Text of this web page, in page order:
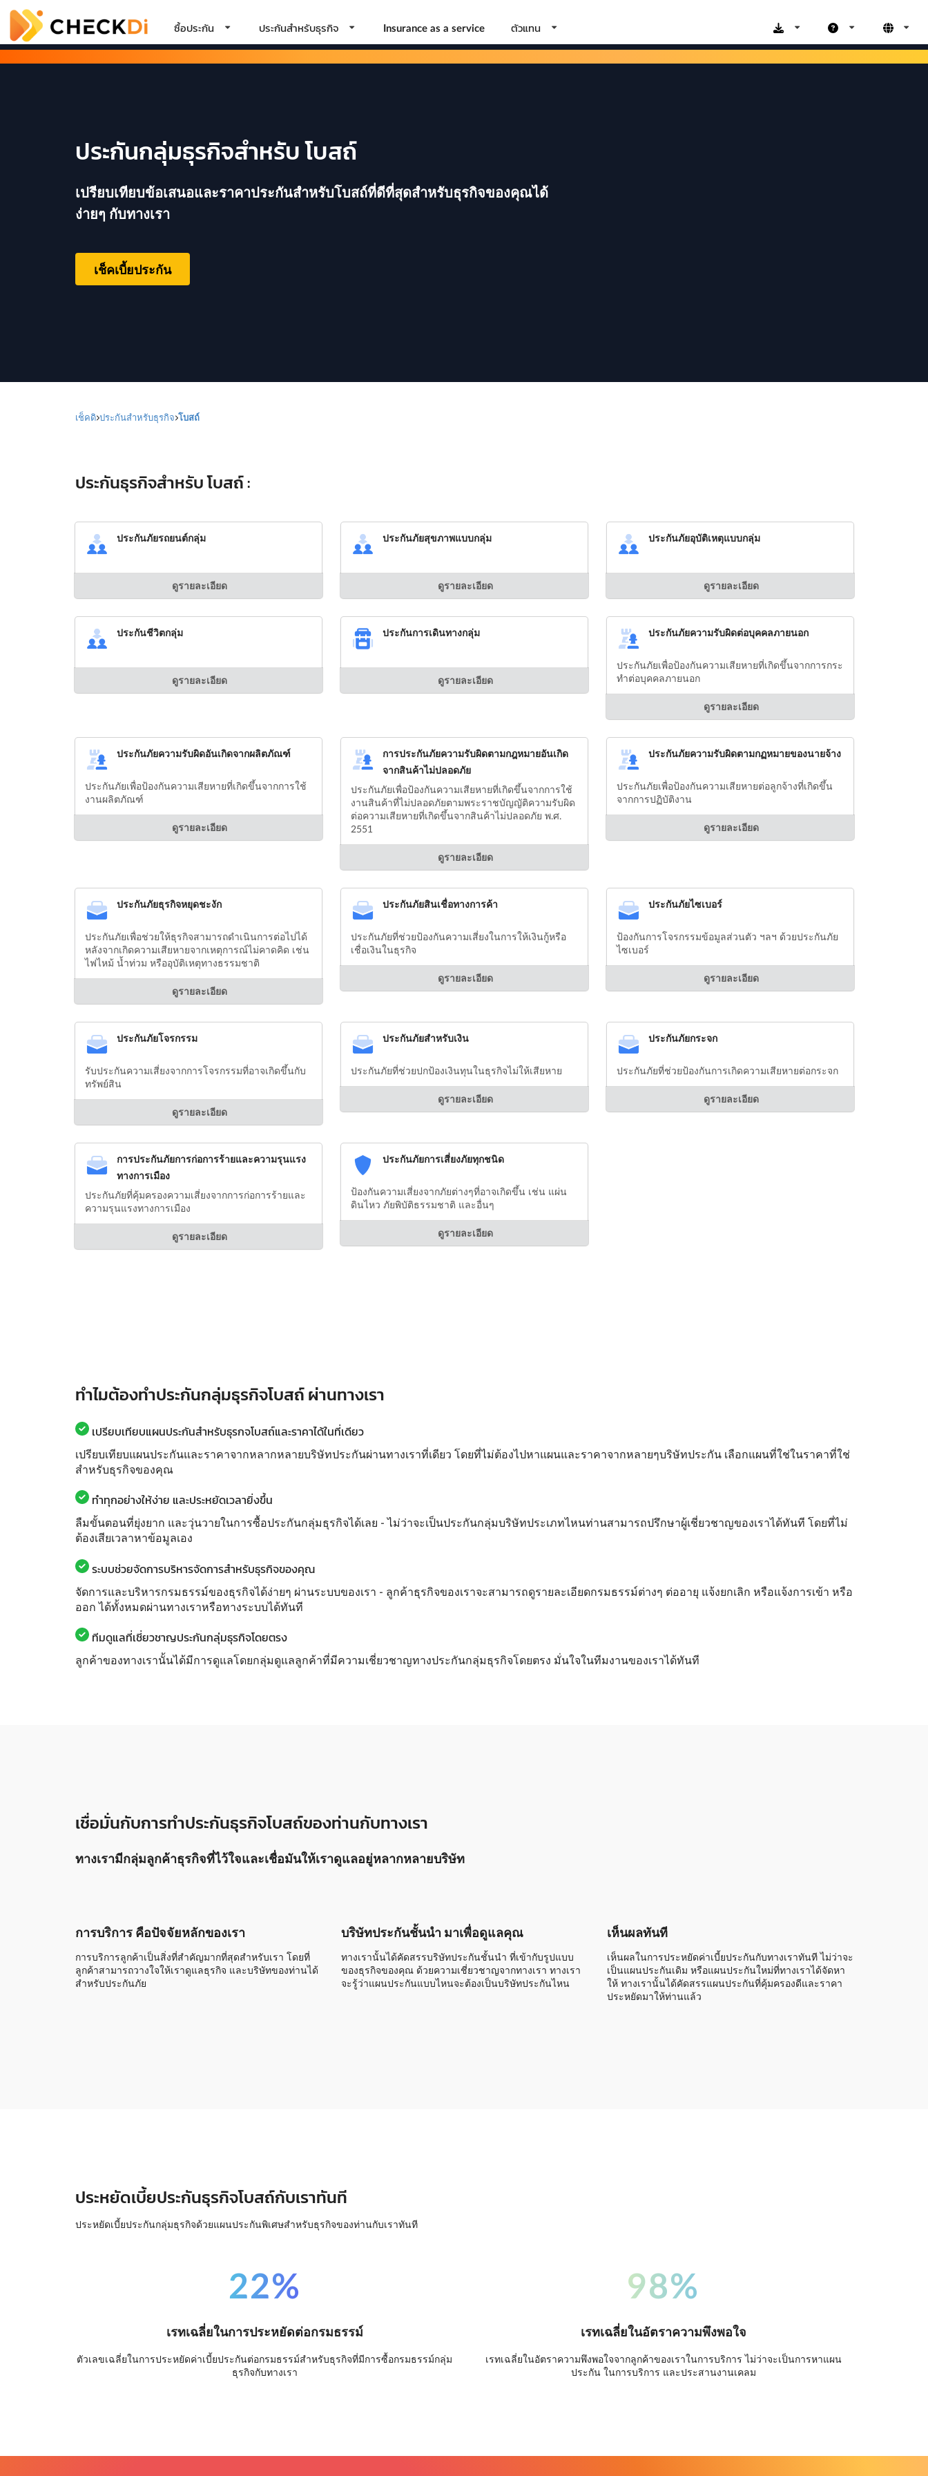
ซื้อประกัน ประกันสำหรับธุรกิจ Insurance as a service ตัวแทน
ประกันกลุ่มธุรกิจสำหรับ โบสถ์
เปรียบเทียบข้อเสนอและราคาประกันสำหรับโบสถ์ที่ดีที่สุดสำหรับธุรกิจของคุณได้
ง่ายๆ กับทางเรา
เช็คเบี้ยประกัน
เช็คดิ ประกันสำหรับธุรกิจ โบสถ์
ประกันธุรกิจสำหรับ โบสถ์ :
ประกันภัยรถยนต์กลุ่ม
ดูรายละเอียด
ประกันภัยสุขภาพแบบกลุ่ม
ดูรายละเอียด
ประกันภัยอุบัติเหตุแบบกลุ่ม
ดูรายละเอียด
ประกันชีวิตกลุ่ม
ดูรายละเอียด
ประกันการเดินทางกลุ่ม
ดูรายละเอียด
ประกันภัยความรับผิดต่อบุคคลภายนอก
ประกันภัยเพื่อป้องกันความเสียหายที่เกิดขึ้นจากการกระ
ทำต่อบุคคลภายนอก
ดูรายละเอียด
ประกันภัยความรับผิดอันเกิดจากผลิตภัณฑ์
ประกันภัยเพื่อป้องกันความเสียหายที่เกิดขึ้นจากการใช้
งานผลิตภัณฑ์
ดูรายละเอียด
การประกันภัยความรับผิดตามกฎหมายอันเกิด
จากสินค้าไม่ปลอดภัย
ประกันภัยเพื่อป้องกันความเสียหายที่เกิดขึ้นจากการใช้
งานสินค้าที่ไม่ปลอดภัยตามพระราชบัญญัติความรับผิด
ต่อความเสียหายที่เกิดขึ้นจากสินค้าไม่ปลอดภัย พ.ศ.
2551
ดูรายละเอียด
ประกันภัยความรับผิดตามกฏหมายของนายจ้าง
ประกันภัยเพื่อป้องกันความเสียหายต่อลูกจ้างที่เกิดขึ้น
จากการปฏิบัติงาน
ดูรายละเอียด
ประกันภัยธุรกิจหยุดชะงัก
ประกันภัยเพื่อช่วยให้ธุรกิจสามารถดำเนินการต่อไปได้
หลังจากเกิดความเสียหายจากเหตุการณ์ไม่คาดคิด เช่น
ไฟไหม้ น้ำท่วม หรืออุบัติเหตุทางธรรมชาติ
ดูรายละเอียด
ประกันภัยสินเชื่อทางการค้า
ประกันภัยที่ช่วยป้องกันความเสี่ยงในการให้เงินกู้หรือ
เชื่อเงินในธุรกิจ
ดูรายละเอียด
ประกันภัยไซเบอร์
ป้องกันการโจรกรรมข้อมูลส่วนตัว ฯลฯ ด้วยประกันภัย
ไซเบอร์
ดูรายละเอียด
ประกันภัยโจรกรรม
รับประกันความเสี่ยงจากการโจรกรรมที่อาจเกิดขึ้นกับ
ทรัพย์สิน
ดูรายละเอียด
ประกันภัยสำหรับเงิน
ประกันภัยที่ช่วยปกป้องเงินทุนในธุรกิจไม่ให้เสียหาย
ดูรายละเอียด
ประกันภัยกระจก
ประกันภัยที่ช่วยป้องกันการเกิดความเสียหายต่อกระจก
ดูรายละเอียด
การประกันภัยการก่อการร้ายและความรุนแรง
ทางการเมือง
ประกันภัยที่คุ้มครองความเสี่ยงจากการก่อการร้ายและ
ความรุนแรงทางการเมือง
ดูรายละเอียด
ประกันภัยการเสี่ยงภัยทุกชนิด
ป้องกันความเสี่ยงจากภัยต่างๆที่อาจเกิดขึ้น เช่น แผ่น
ดินไหว ภัยพิบัติธรรมชาติ และอื่นๆ
ดูรายละเอียด
ทำไมต้องทำประกันกลุ่มธุรกิจโบสถ์ ผ่านทางเรา
เปรียบเทียบแผนประกันสำหรับธุรกจโบสถ์และราคาได้ในที่เดียว
เปรียบเทียบแผนประกันและราคาจากหลากหลายบริษัทประกันผ่านทางเราที่เดียว โดยที่ไม่ต้องไปหาแผนและราคาจากหลายๆบริษัทประกัน เลือกแผนที่ใช่ในราคาที่ใช่
สำหรับธุรกิจของคุณ
ทำทุกอย่างให้ง่าย และประหยัดเวลายิ่งขึ้น
ลืมขั้นตอนที่ยุ่งยาก และวุ่นวายในการซื้อประกันกลุ่มธุรกิจได้เลย - ไม่ว่าจะเป็นประกันกลุ่มบริษัทประเภทไหนท่านสามารถปรึกษาผู้เชี่ยวชาญของเราได้ทันที โดยที่ไม่
ต้องเสียเวลาหาข้อมูลเอง
ระบบช่วยจัดการบริหารจัดการสำหรับธุรกิจของคุณ
จัดการและบริหารกรมธรรม์ของธุรกิจได้ง่ายๆ ผ่านระบบของเรา - ลูกค้าธุรกิจของเราจะสามารถดูรายละเอียดกรมธรรม์ต่างๆ ต่ออายุ แจ้งยกเลิก หรือแจ้งการเข้า หรือ
ออก ได้ทั้งหมดผ่านทางเราหรือทางระบบได้ทันที
ทีมดูแลที่เชี่ยวชาญประกันกลุ่มธุรกิจโดยตรง
ลูกค้าของทางเรานั้นได้มีการดูแลโดยกลุ่มดูแลลูกค้าที่มีความเชี่ยวชาญทางประกันกลุ่มธุรกิจโดยตรง มั่นใจในทีมงานของเราได้ทันที
เชื่อมั่นกับการทำประกันธุรกิจโบสถ์ของท่านกับทางเรา
ทางเรามีกลุ่มลูกค้าธุรกิจที่ไว้ใจและเชื่อมันให้เราดูแลอยู่หลากหลายบริษัท
การบริการ คือปัจจัยหลักของเรา
การบริการลูกค้าเป็นสิ่งที่สำคัญมากที่สุดสำหรับเรา โดยที่
ลูกค้าสามารถวางใจให้เราดูแลธุรกิจ และบริษัทของท่านได้
สำหรับประกันภัย
บริษัทประกันชั้นนำ มาเพื่อดูแลคุณ
ทางเรานั้นได้คัดสรรบริษัทประกันชั้นนำ ที่เข้ากับรูปแบบ
ของธุรกิจของคุณ ด้วยความเชี่ยวชาญจากทางเรา ทางเรา
จะรู้ว่าแผนประกันแบบไหนจะต้องเป็นบริษัทประกันไหน
เห็นผลทันที
เห็นผลในการประหยัดค่าเบี้ยประกันกับทางเราทันที ไม่ว่าจะ
เป็นแผนประกันเดิม หรือแผนประกันใหม่ที่ทางเราได้จัดหา
ให้ ทางเรานั้นได้คัดสรรแผนประกันที่คุ้มครองดีและราคา
ประหยัดมาให้ท่านแล้ว
ประหยัดเบี้ยประกันธุรกิจโบสถ์กับเราทันที
ประหยัดเบี้ยประกันกลุ่มธุรกิจด้วยแผนประกันพิเศษสำหรับธุรกิจของท่านกับเราทันที
22%
เรทเฉลี่ยในการประหยัดต่อกรมธรรม์
ตัวเลขเฉลี่ยในการประหยัดค่าเบี้ยประกันต่อกรมธรรม์สำหรับธุรกิจที่มีการซื้อกรมธรรม์กลุ่ม
ธุรกิจกับทางเรา
98%
เรทเฉลี่ยในอัตราความพึงพอใจ
เรทเฉลี่ยในอัตราความพึงพอใจจากลูกค้าของเราในการบริการ ไม่ว่าจะเป็นการหาแผน
ประกัน ในการบริการ และประสานงานเคลม